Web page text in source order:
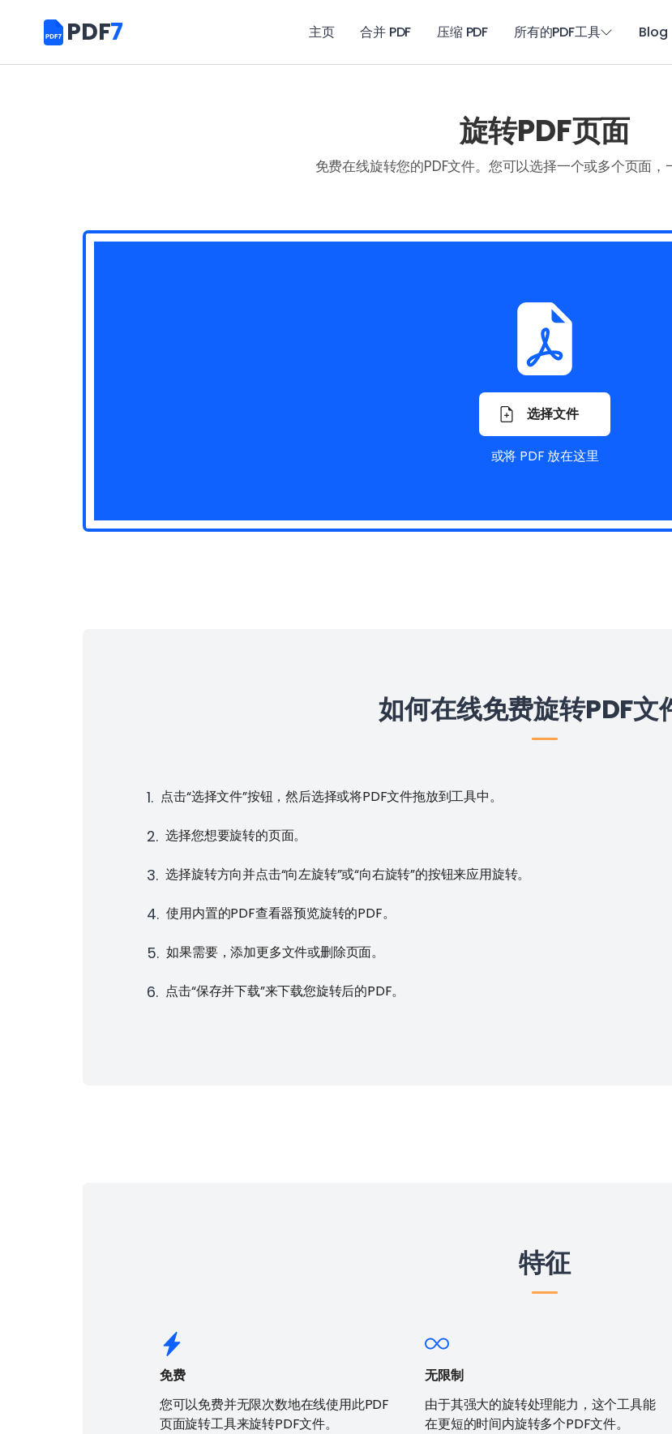
PDF7 主页 合并 PDF 压缩 PDF 所有的PDF工具 Blog
旋转PDF页面
免费在线旋转您的PDF文件。您可以选择一个或多个页面，
选择文件
或将 PDF 放在这里
如何在线免费旋转PDF文
1. 点击“选择文件”按钮，然后选择或将PDF文件拖放到工具中。
2. 选择您想要旋转的页面。
3. 选择旋转方向并点击“向左旋转”或“向右旋转”的按钮来应用旋转。
4. 使用内置的PDF查看器预览旋转的PDF。
5. 如果需要，添加更多文件或删除页面。
6. 点击“保存并下载”来下载您旋转后的PDF。
特征
免费
您可以免费并无限次数地在线使用此PDF
页面旋转工具来旋转PDF文件。
无限制
由于其强大的旋转处理能力，这个工具能
在更短的时间内旋转多个PDF文件。